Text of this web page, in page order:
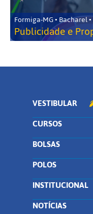
Formiga-MG • Bacharel
Publicidade e
VESTIBULAR
CURSOS
BOLSAS
POLOS
INSTITUCIONAL
NOTÍCIAS